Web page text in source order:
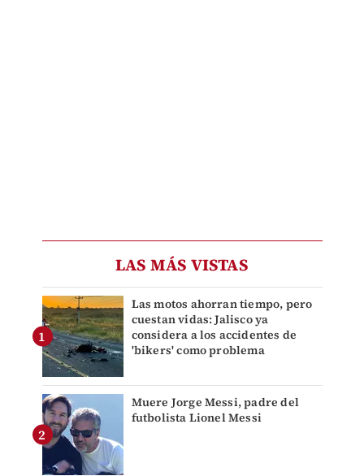
LAS MÁS VISTAS
Las motos ahorran tiempo, pero
cuestan vidas: Jalisco ya
considera a los accidentes de
'bikers' como problema
Muere Jorge Messi, padre del
futbolista Lionel Messi